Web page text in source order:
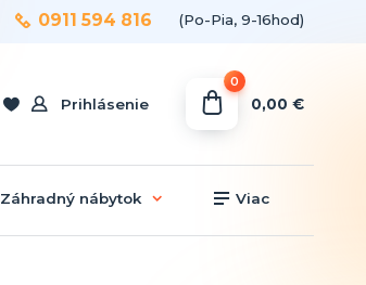
Prihlásenie
0911 594 816 (Po-Pia, 9-16hod)
0
0,00 €
Záhradný nábytok Viac